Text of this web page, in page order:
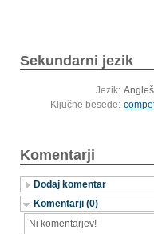
Sekundarni jezik
Jezik:
Ključne besede:
Komentarji
Dodaj komentar
Komentarji (0)
Ni komentarjev!